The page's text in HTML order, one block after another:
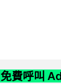
費呼叫